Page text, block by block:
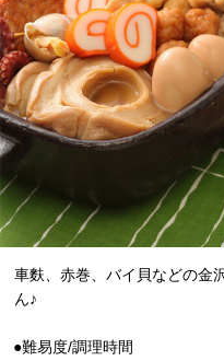
車麩、赤巻、バイ貝などの金
ん♪
●難易度/調理時間